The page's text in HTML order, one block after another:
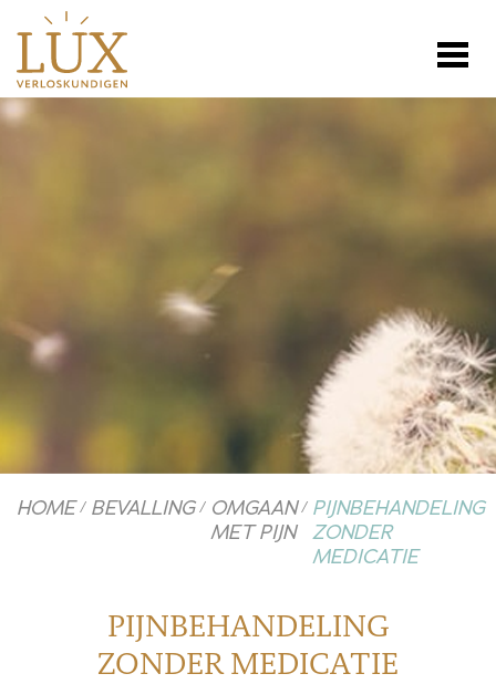
HOME / BEVALLING / OMGAAN
MET PIJN
/ PIJNBEHANDELING
ZONDER
MEDICATIE
PIJNBEHANDELING
ZONDER MEDICATIE